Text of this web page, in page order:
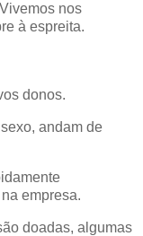
nos
à espreita.
donos.
andam de
empresa.
doadas, algumas